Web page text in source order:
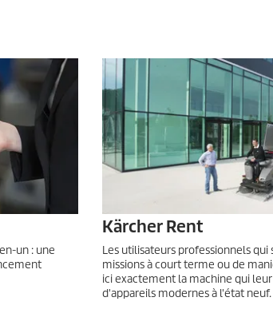
un : une
Kärcher Rent
Les utilisateurs professionnels
missions à court terme ou de
ici exactement la machine qui
d'appareils modernes à l'état neuf.